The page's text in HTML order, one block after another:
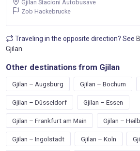
Gjilan Stacioni Autobusave
Zob Hackebrucke
Traveling in the opposite direction? See
Gjilan
Other destinations from Gjilan
Gjilan – Augsburg Gjilan – Bochum
Gjilan – Düsseldorf Gjilan – Essen
Gjilan – Frankfurt am Main Gjilan –
Gjilan – Ingolstadt Gjilan – Koln